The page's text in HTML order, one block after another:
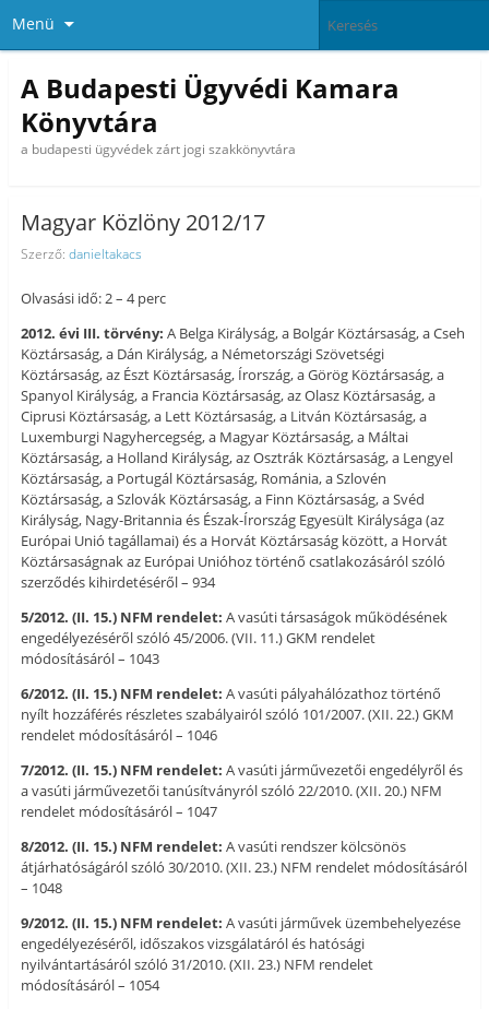
Menü
A Budapesti Ügyvédi Kamara
Könyvtára
a budapesti ügyvédek zárt jogi szakkönyvtára
Magyar Közlöny 2012/17
Szerző: danieltakacs
Olvasási idő: 2 – 4 perc
2012. évi III. törvény: A Belga Királyság, a Bolgár Köztársaság, a Cseh
Köztársaság, a Dán Királyság, a Németországi Szövetségi
Köztársaság, az Észt Köztársaság, Írország, a Görög Köztársaság, a
Spanyol Királyság, a Francia Köztársaság, az Olasz Köztársaság, a
Ciprusi Köztársaság, a Lett Köztársaság, a Litván Köztársaság, a
Luxemburgi Nagyhercegség, a Magyar Köztársaság, a Máltai
Köztársaság, a Holland Királyság, az Osztrák Köztársaság, a Lengyel
Köztársaság, a Portugál Köztársaság, Románia, a Szlovén
Köztársaság, a Szlovák Köztársaság, a Finn Köztársaság, a Svéd
Királyság, Nagy-Britannia és Észak-Írország Egyesült Királysága (az
Európai Unió tagállamai) és a Horvát Köztársaság között, a Horvát
Köztársaságnak az Európai Unióhoz történő csatlakozásáról szóló
szerződés kihirdetéséről – 934
5/2012. (II. 15.) NFM rendelet: A vasúti társaságok működésének
engedélyezéséről szóló 45/2006. (VII. 11.) GKM rendelet
módosításáról – 1043
6/2012. (II. 15.) NFM rendelet: A vasúti pályahálózathoz történő
nyílt hozzáférés részletes szabályairól szóló 101/2007. (XII. 22.) GKM
rendelet módosításáról – 1046
7/2012. (II. 15.) NFM rendelet: A vasúti járművezetői engedélyről és
a vasúti járművezetői tanúsítványról szóló 22/2010. (XII. 20.) NFM
rendelet módosításáról – 1047
8/2012. (II. 15.) NFM rendelet: A vasúti rendszer kölcsönös
átjárhatóságáról szóló 30/2010. (XII. 23.) NFM rendelet módosításáról
– 1048
9/2012. (II. 15.) NFM rendelet: A vasúti járművek üzembehelyezése
engedélyezéséről, időszakos vizsgálatáról és hatósági
nyilvántartásáról szóló 31/2010. (XII. 23.) NFM rendelet
módosításáról – 1054